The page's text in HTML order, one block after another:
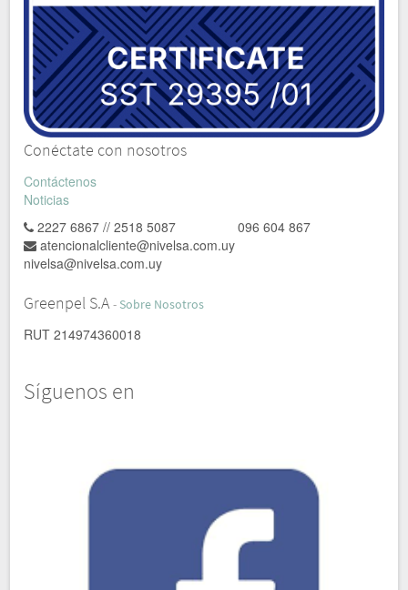
Conéctate con nosotros
Contáctenos
Noticias
2227 6867 // 2518 5087 096 604 867
atencionalcliente@nivelsa.com.uy
nivelsa@nivelsa.com.uy
Greenpel S.A - Sobre Nosotros
RUT 214974360018
Síguenos en